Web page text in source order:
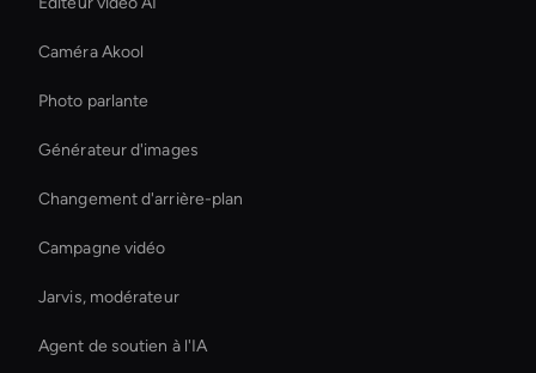
Caméra Akool
Photo parlante
Générateur d'images
Changement d'arrière-plan
Campagne vidéo
Jarvis, modérateur
Agent de soutien à l'IA